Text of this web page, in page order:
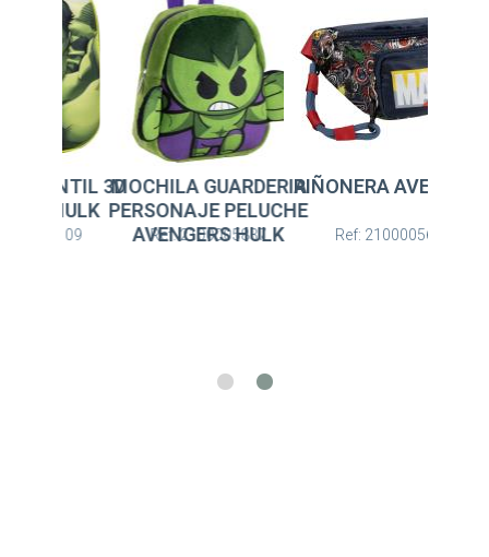
GUARDERIA
PELUCHE
HULK
2100005837
RIÑONERA AVENGERS
Ref: 2100005683
MOCHILA INFANTIL
Ref: 2100005109